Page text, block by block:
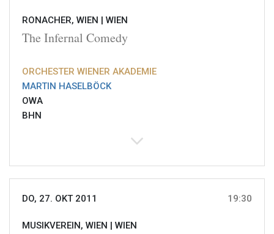
RONACHER, WIEN | WIEN
The Infernal Comedy
ORCHESTER WIENER AKADEMIE
MARTIN HASELBÖCK
OWA
BHN
DO, 27. OKT 2011 19:30
MUSIKVEREIN, WIEN | WIEN